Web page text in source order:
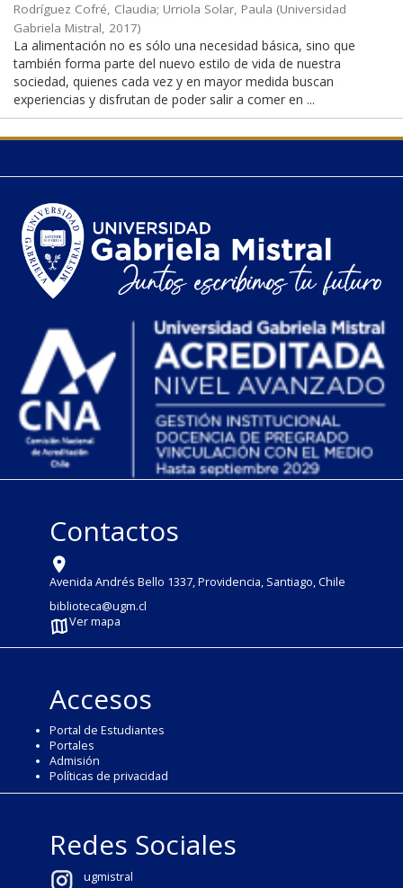
Rodríguez Cofré, Claudia; Urriola Solar, Paula (Universidad
Gabriela Mistral, 2017)
La alimentación no es sólo una necesidad básica, sino que
también forma parte del nuevo estilo de vida de nuestra
sociedad, quienes cada vez y en mayor medida buscan
experiencias y disfrutan de poder salir a comer en ...
Contactos
Avenida Andrés Bello 1337, Providencia, Santiago, Chile
biblioteca@ugm.cl
Ver mapa
Accesos
Portal de Estudiantes
Portales
Admisión
Políticas de privacidad
Redes Sociales
ugmistral